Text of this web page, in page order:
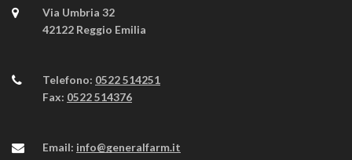
Via Umbria 32
42122 Reggio Emilia
Telefono: 0522 514251
Fax: 0522 514376
Email: info@generalfarm.it